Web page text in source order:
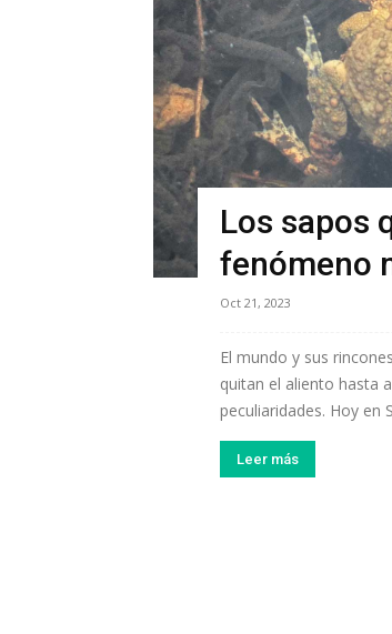
Los sapos
fenómeno
Oct 21, 2023
El mundo y sus
quitan el aliento hasta
peculiaridades. Hoy en
Leer más